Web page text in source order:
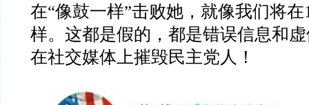
在“像鼓一样”击败她，就像我们将
样。这都是假的，都是错误信息和
在社交媒体上摧毁民主党人！